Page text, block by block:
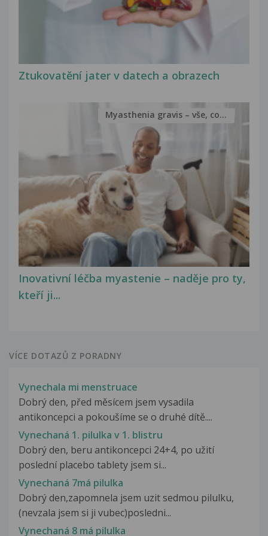
Ztukovatění jater v datech a obrazech
Inovativní léčba myastenie – naděje pro ty,
kteří ji...
Myasthenia gravis – vše, co...
VÍCE DOTAZŮ Z PORADNY
Vynechala mi menstruace
Dobrý den, před měsícem jsem vysadila
antikoncepci a pokoušíme se o druhé dítě....
Vynechaná 1. pilulka v 1. blistru
Dobrý den, beru antikoncepci 24+4, po užití
poslední placebo tablety jsem si...
Vynechaná 7má pilulka
Dobrý den,zapomnela jsem uzit sedmou pilulku,
(nevzala jsem si ji vubec)posledni...
Vynechaná 8 má pilulka